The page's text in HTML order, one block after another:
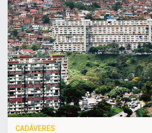
CADÁVERES